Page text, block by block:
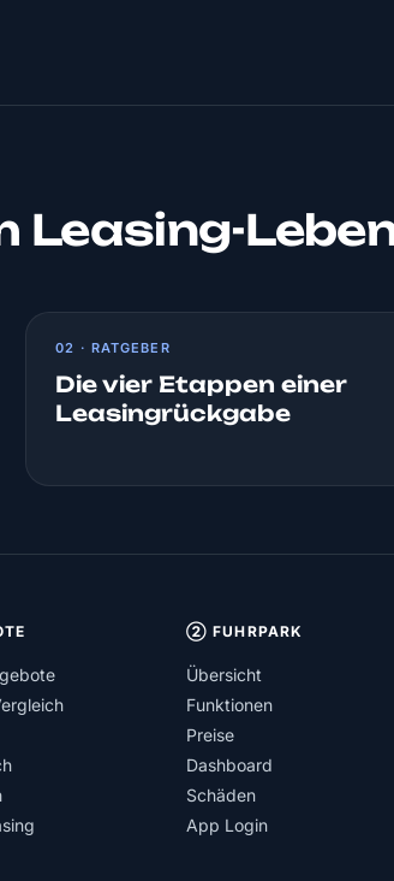
Leasing-
02 · RATGEBER
Die vier Etappen einer
Leasingrückgabe
② FUHRPARK
Übersicht
Funktionen
Preise
Dashboard
Schäden
App Login